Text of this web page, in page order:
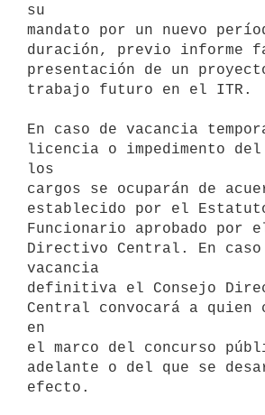
su
mandato por un nuevo
duración, previo informe
presentación de un
trabajo futuro en el ITR.
En caso de vacancia
licencia o impedimento
los
cargos se ocuparán de
establecido por el
Funcionario aprobado por
Directivo Central. En caso
vacancia
definitiva el Consejo
Central convocará a quien
en
el marco del concurso
adelante o del que se